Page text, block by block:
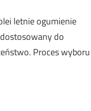
letnie ogumienie
do
Proces wyboru